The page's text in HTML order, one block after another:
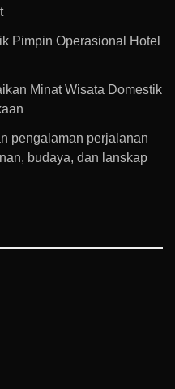
Pimpin Operasional Hotel
Minat Wisata Domestik
pengalaman perjalanan
budaya, dan lanskap